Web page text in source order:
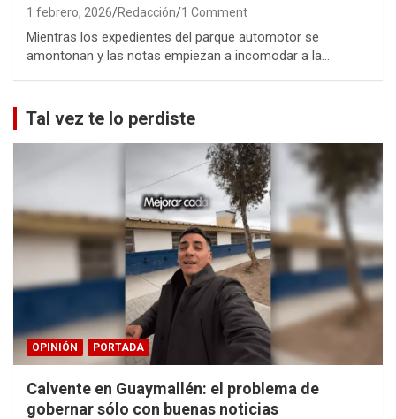
1 febrero, 2026 Redacción 1 Comment
Mientras los expedientes del parque automotor se
amontonan y las notas empiezan a incomodar a la…
Tal vez te lo perdiste
OPINIÓN PORTADA
Calvente en Guaymallén: el problema de
gobernar sólo con buenas noticias